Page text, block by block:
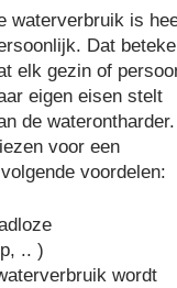
waterverbruik is
Dat
elk gezin of
eigen eisen stelt
de waterontharder.
voor een
voordelen:
.. )
wordt